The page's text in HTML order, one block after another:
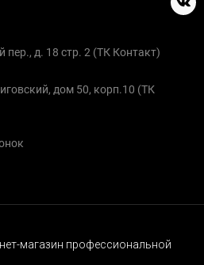
д. 18 стр. 2 (ТК Контакт)
дом 50, корп.10 (ТК
магазин профессиональной